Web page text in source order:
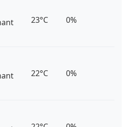
23°C 0%
22°C 0%